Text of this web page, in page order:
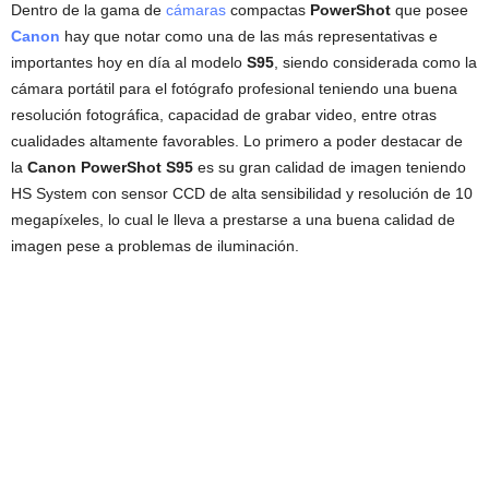
Dentro de la gama de cámaras compactas PowerShot que posee
Canon hay que notar como una de las más representativas e
importantes hoy en día al modelo S95, siendo considerada como la
cámara portátil para el fotógrafo profesional teniendo una buena
resolución fotográfica, capacidad de grabar video, entre otras
cualidades altamente favorables. Lo primero a poder destacar de
la Canon PowerShot S95 es su gran calidad de imagen teniendo
HS System con sensor CCD de alta sensibilidad y resolución de 10
megapíxeles, lo cual le lleva a prestarse a una buena calidad de
imagen pese a problemas de iluminación.